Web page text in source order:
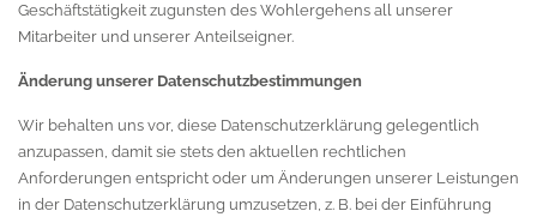
Geschäftstätigkeit zugunsten des Wohlergehens all unserer
Mitarbeiter und unserer Anteilseigner.
Änderung unserer Datenschutzbestimmungen
Wir behalten uns vor, diese Datenschutzerklärung gelegentlich
anzupassen, damit sie stets den aktuellen rechtlichen
Anforderungen entspricht oder um Änderungen unserer Leistungen
in der Datenschutzerklärung umzusetzen, z. B. bei der Einführung